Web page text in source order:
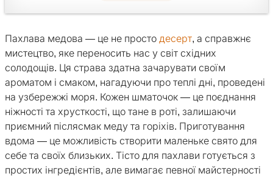
Пахлава медова — це не просто десерт, а справжнє
мистецтво, яке переносить нас у світ східних
солодощів. Ця страва здатна зачарувати своїм
ароматом і смаком, нагадуючи про теплі дні, проведені
на узбережжі моря. Кожен шматочок — це поєднання
ніжності та хрусткості, що тане в роті, залишаючи
приємний післясмак меду та горіхів. Приготування
вдома — це можливість створити маленьке свято для
себе та своїх близьких. Тісто для пахлави готується з
простих інгредієнтів, але вимагає певної майстерності